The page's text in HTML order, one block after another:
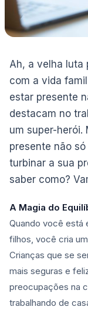
Ah, a velha luta
com a vida
estar presente
destacam no
um super-herói.
presente não
turbinar a sua
saber como?
A Magia do
Quando você está
filhos, você cria
Crianças que se
mais seguras e
preocupações na
trabalhando de